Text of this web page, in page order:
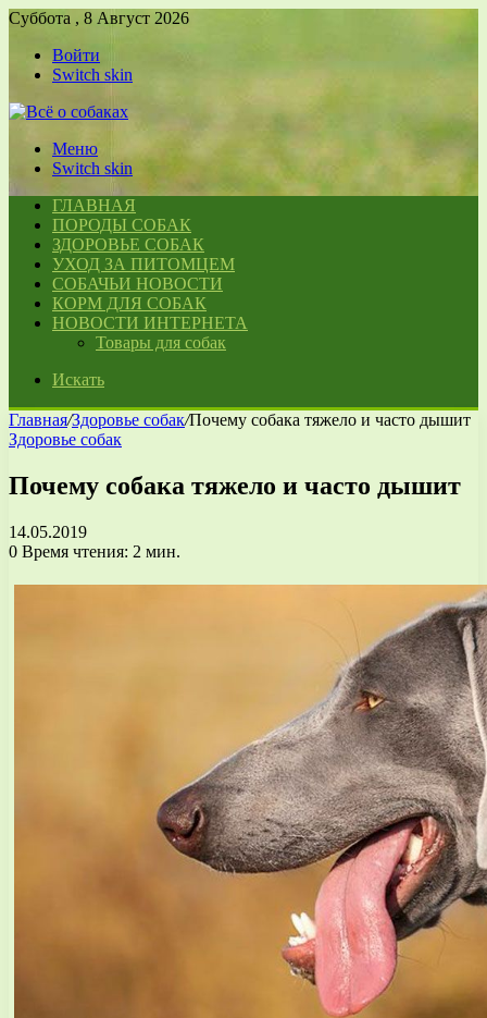
Суббота , 8 Август 2026
Войти
Switch skin
Меню
Switch skin
ГЛАВНАЯ
ПОРОДЫ СОБАК
ЗДОРОВЬЕ СОБАК
УХОД ЗА ПИТОМЦЕМ
СОБАЧЬИ НОВОСТИ
КОРМ ДЛЯ СОБАК
НОВОСТИ ИНТЕРНЕТА
Товары для собак
Искать
Главная/Здоровье собак/Почему собака тяжело и часто дышит
Здоровье собак
Почему собака тяжело и часто дышит
14.05.2019
0 Время чтения: 2 мин.